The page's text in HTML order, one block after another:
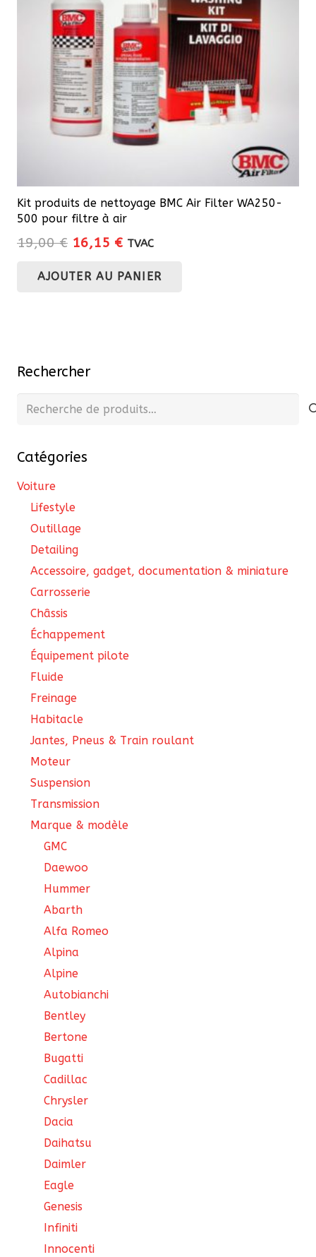
Kit produits de nettoyage BMC Air Filter WA250-
500 pour filtre à air
19,00€ Le
initial
16,15 €Le
actuel
TVAC
AJOUTER AU PANIER
Rechercher
Recherche
Catégories
Voiture
Lifestyle
Outillage
Detailing
Accessoire, gadget, documentation & miniature
Carrosserie
Châssis
Échappement
Équipement pilote
Fluide
Freinage
Habitacle
Jantes, Pneus & Train roulant
Moteur
Suspension
Transmission
Marque & modèle
GMC
Daewoo
Hummer
Abarth
Alfa Romeo
Alpina
Alpine
Autobianchi
Bentley
Bertone
Bugatti
Cadillac
Chrysler
Dacia
Daihatsu
Daimler
Eagle
Genesis
Infiniti
Innocenti